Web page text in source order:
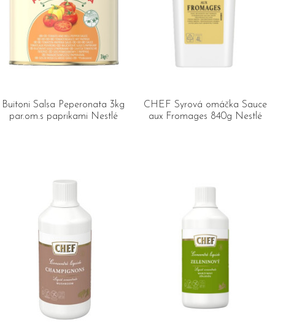
Buitoni Salsa Peperonata 3kg
par.om.s paprikami Nestlé
CHEF Syrová omáčka Sauce
aux Fromages 840g Nestlé